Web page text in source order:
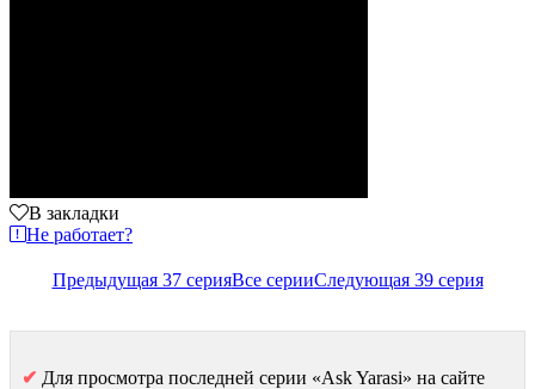
В закладки
Не работает?
Предыдущая 37 серияВсе серииСледующая 39 серия
✔ Для просмотра последней серии «Ask Yarasi» на сайте